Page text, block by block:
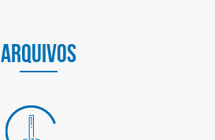
ARQUIVOS